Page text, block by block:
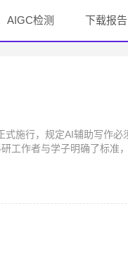
AIGC检测 下载报告
施行，规定AI辅助写作必
作者与学子明确了标准